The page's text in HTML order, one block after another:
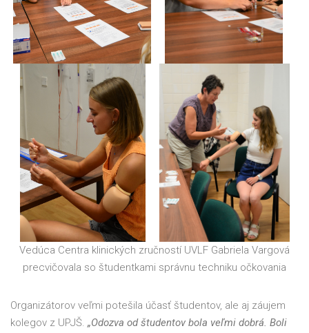
Vedúca Centra klinických zručností UVLF Gabriela Vargová
precvičovala so študentkami správnu techniku očkovania
Organizátorov veľmi potešila účasť študentov, ale aj záujem
kolegov z UPJŠ. „Odozva od študentov bola veľmi dobrá. Boli